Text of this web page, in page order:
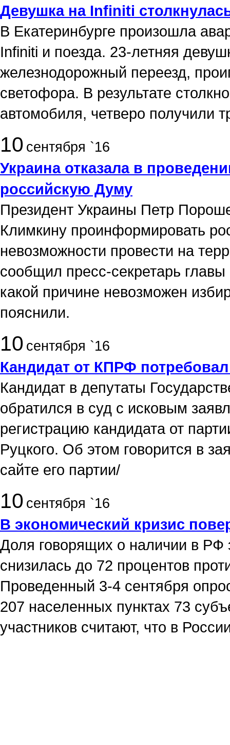
Девушка на Infiniti
В Екатеринбурге произошла
Infiniti и поезда. 23-летняя
железнодорожный переезд,
светофора. В результате
автомобиля, четверо получили
10 сентября `16
Украина отказала в
российскую Думу
Президент Украины Петр
Климкину проинформировать
невозможности провести на
сообщил пресс-секретарь
какой причине невозможен
пояснили.
10 сентября `16
Кандидат от КПРФ
Кандидат в депутаты
обратился в суд с исковым
регистрацию кандидата от
Руцкого. Об этом говорится в
сайте его партии/
10 сентября `16
В экономический кризис
Доля говорящих о наличии в РФ
снизилась до 72 процентов
Проведенный 3-4 сентября
207 населенных пунктах 73
участников считают, что в